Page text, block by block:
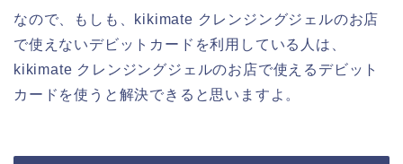
なので、もしも、kikimate クレンジングジェルのお店
で使えないデビットカードを利用している人は、
kikimate クレンジングジェルのお店で使えるデビット
カードを使うと解決できると思いますよ。